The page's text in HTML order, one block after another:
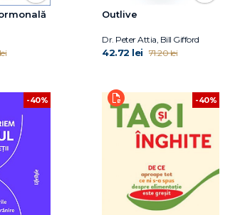
Outlive
Dr. Peter Attia, Bill Gifford
42.72 lei 71.20 lei
-40% -40%